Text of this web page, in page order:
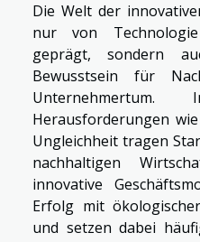
Die Welt der
nur von
geprägt, sondern
Bewusstsein für
Herausforderungen
Ungleichheit tragen
nachhaltigen
innovative
Erfolg mit
und setzen dabei